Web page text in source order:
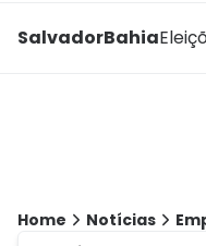
SalvadorBahia
Home Notícias